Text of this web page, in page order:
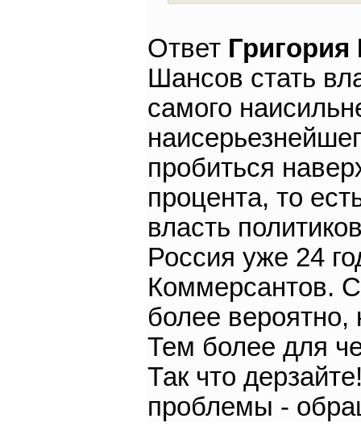
Ответ
Шансов стать
самого
пробиться
процента, то
власть
Россия уже 24
Коммерсантов.
более вероятно,
Тем более для
Так что
проблемы -